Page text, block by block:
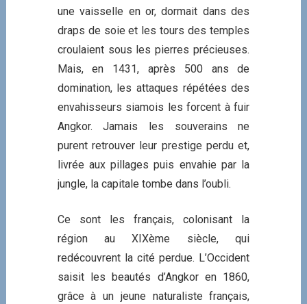
une vaisselle en or, dormait dans des
draps de soie et les tours des temples
croulaient sous les pierres précieuses.
Mais, en 1431, après 500 ans de
domination, les attaques répétées des
envahisseurs siamois les forcent à fuir
Angkor. Jamais les souverains ne
purent retrouver leur prestige perdu et,
livrée aux pillages puis envahie par la
jungle, la capitale tombe dans l’oubli.
Ce sont les français, colonisant la
région au XIXème siècle, qui
redécouvrent la cité perdue. L’Occident
saisit les beautés d’Angkor en 1860,
grâce à un jeune naturaliste français,